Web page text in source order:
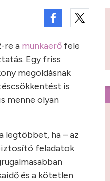
re a munkaerő fele
Egy friss
megoldásnak
is
menne olyan
legtöbbet, ha – az
feladatok
és a kötetlen